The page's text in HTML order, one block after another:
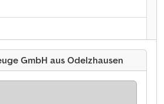
GmbH aus Odelzhausen